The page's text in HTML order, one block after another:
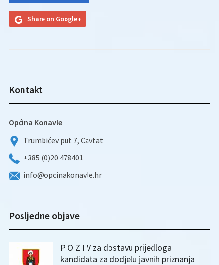
Share on Google+
Kontakt
Općina Konavle
Trumbićev put 7, Cavtat
+385 (0)20 478401
info@opcinakonavle.hr
Posljedne objave
P O Z I V za dostavu prijedloga
kandidata za dodjelu javnih priznanja